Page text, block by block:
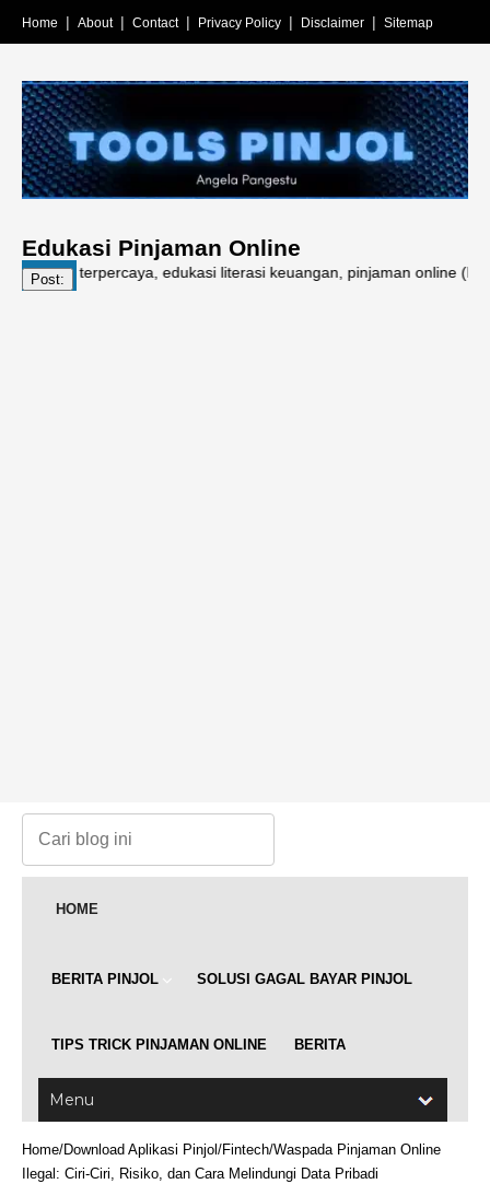
Home About Contact Privacy Policy Disclaimer Sitemap
Edukasi Pinjaman Online
Post:
terpercaya, edukasi literasi keuangan, pinjaman online
HOME
BERITA PINJOL SOLUSI GAGAL BAYAR PINJOL
TIPS TRICK PINJAMAN ONLINE BERITA
Home/Download Aplikasi Pinjol /Fintech/Waspada Pinjaman Online
Ilegal: Ciri-Ciri, Risiko, dan Cara Melindungi Data Pribadi